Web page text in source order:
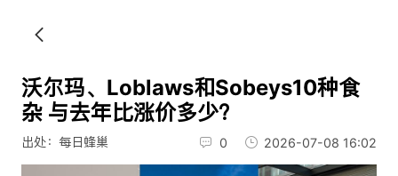
沃尔玛、Loblaws和Sobeys10种食
杂 与去年比涨价多少？
出处：每日蜂巢 0 2026-07-08 16:02